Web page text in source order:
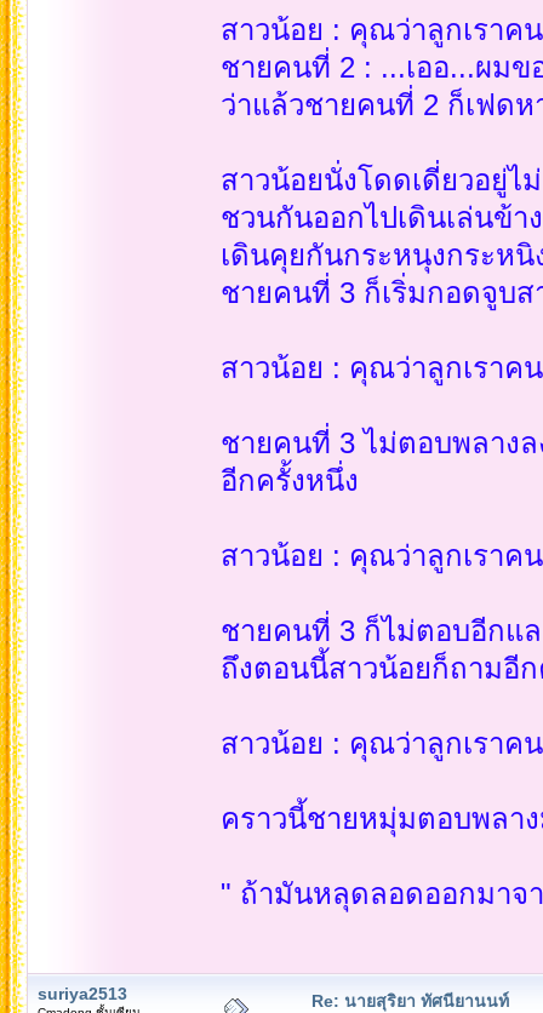
สาวน้อย : คุณว่าลูกเราค
ชายคนที่ 2 : ...เออ...ผม
ว่าแล้วชายคนที่ 2 ก็เฟด
สาวน้อยนั่งโดดเดี่ยวอยู่
ชวนกันออกไปเดินเล่นข้า
เดินคุยกันกระหนุงกระห
ชายคนที่ 3 ก็เริ่มกอดจูบส
สาวน้อย : คุณว่าลูกเราค
ชายคนที่ 3 ไม่ตอบพลาง
อีกครั้งหนึ่ง
สาวน้อย : คุณว่าลูกเราค
ชายคนที่ 3 ก็ไม่ตอบอีกแล
ถึงตอนนี้สาวน้อยก็ถามอี
สาวน้อย : คุณว่าลูกเราค
คราวนี้ชายหมุ่มตอบพลา
" ถ้ามันหลุดลอดออกมาจ
suriya2513 Re: นายสุริยา ทัศนียานนท์